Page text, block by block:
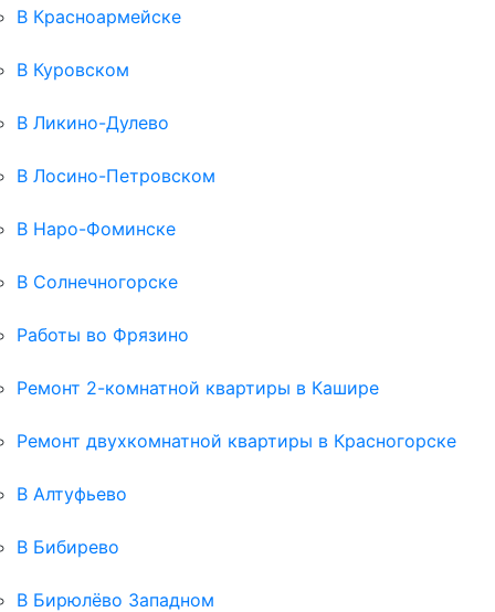
В Красноармейске
В Куровском
В Ликино-Дулево
В Лосино-Петровском
В Наро-Фоминске
В Солнечногорске
Работы во Фрязино
Ремонт 2-комнатной квартиры в Кашире
Ремонт двухкомнатной квартиры в Красногорске
В Алтуфьево
В Бибирево
В Бирюлёво Западном